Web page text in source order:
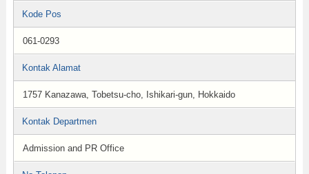
Kode Pos
061-0293
Kontak Alamat
1757 Kanazawa, Tobetsu-cho, Ishikari-gun, Hokkaido
Kontak Departmen
Admission and PR Office